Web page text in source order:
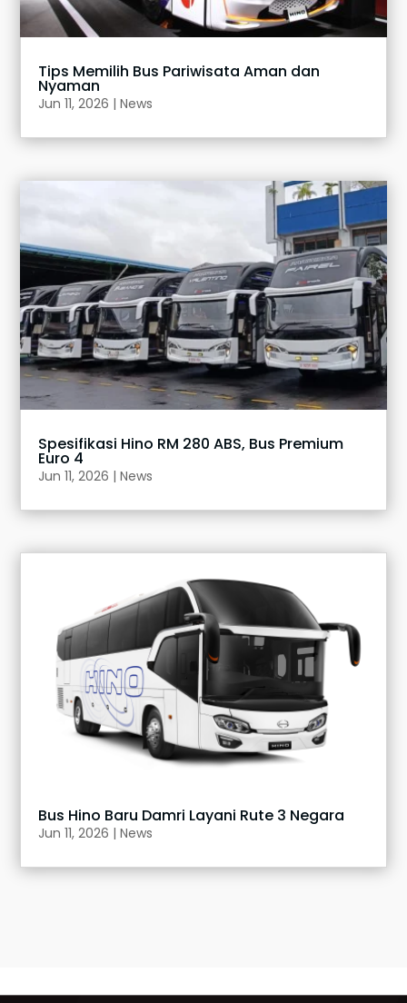
Tips Memilih Bus Pariwisata Aman dan
Nyaman
Jun 11, 2026 |News
Spesifikasi Hino RM 280 ABS, Bus Premium
Euro 4
Jun 11, 2026 |News
Bus Hino Baru Damri Layani Rute 3 Negara
Jun 11, 2026 |News